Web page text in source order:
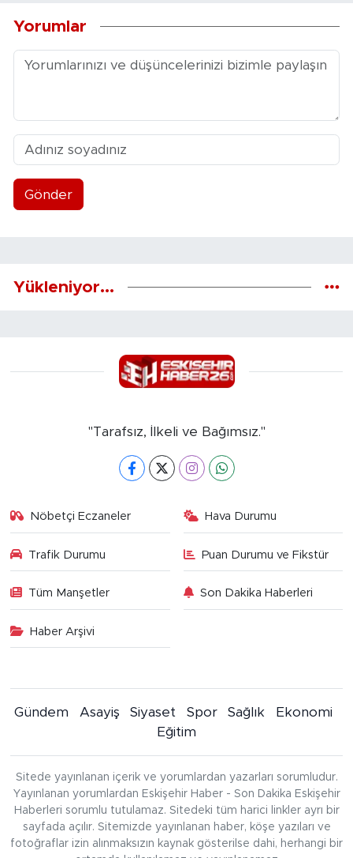
Yorumlar
Gönder
Yükleniyor...
"Tarafsız, İlkeli ve Bağımsız."
Nöbetçi Eczaneler Hava Durumu
Trafik Durumu Puan Durumu ve Fikstür
Tüm Manşetler Son Dakika Haberleri
Haber Arşivi
Gündem Asayiş Siyaset Spor Sağlık
Ekonomi
Eğitim
Sitede yayınlanan içerik ve yorumlardan yazarları sorumludur.
Yayınlanan yorumlardan Eskişehir Haber - Son Dakika Eskişehir
Haberleri sorumlu tutulamaz. Sitedeki tüm harici linkler ayrı bir
sayfada açılır. Sitemizde yayınlanan haber, köşe yazıları ve
fotoğraflar izin alınmaksızın kaynak gösterilse dahi, herhangi bir